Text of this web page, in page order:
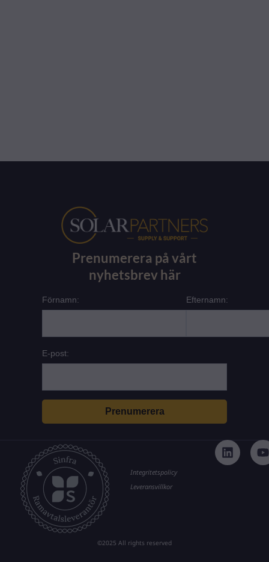
Prenumerera på vårt
nyhetsbrev här
Förnamn: Efternamn:
E-post:
i
n
o
u
Integritetspolicy
Leveransvillkor
©2025 All rights reserved